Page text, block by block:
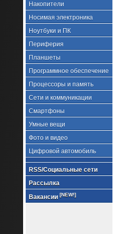
Накопители
Носимая электроника
Ноутбуки и ПК
Периферия
Планшеты
Программное обеспечение
Процессоры и память
Сети и коммуникации
Смартфоны
Умные вещи
Фото и видео
Цифровой автомобиль
RSS/Социальные сети
Рассылка
Вакансии [NEW!]